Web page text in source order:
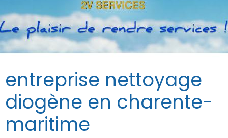
entreprise nettoyage
diogène en charente-
maritime